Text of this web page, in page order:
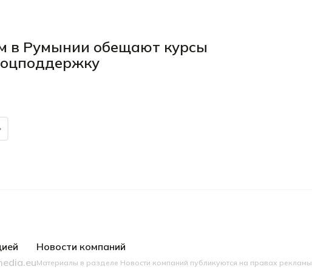
в Румынии обещают курсы
Новости компаний
Материалы в разделе Новости компаний публикуются на правах рекламы